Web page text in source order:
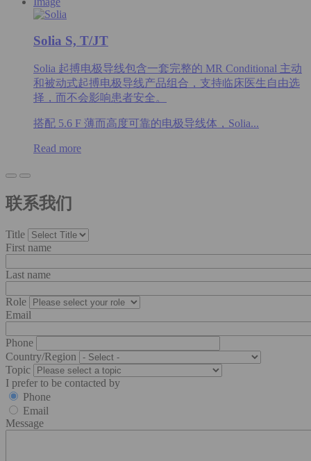
Solia S, T/JT
Solia 起搏电极导线包含一套完整的 MR Conditional 主动
和被动式起搏电极导线产品组合，支持临床医生自由选
择，而不会影响患者安全。
搭配 5.6 F 薄而高度可靠的电极导线体，Solia...
Read more
联系我们
Title
First name
Last name
Role
Email
Phone
Country/Region
Topic
I prefer to be contacted by
Phone
Email
Message